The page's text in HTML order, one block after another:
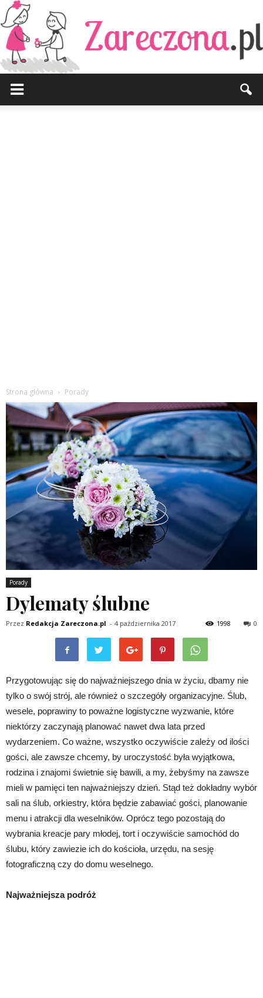
Strona główna Porady
Porady
Dylematy ślubne
Przez Redakcja Zareczona.pl - 4 października 2017 0
1998
Przygotowując się do najważniejszego dnia w życiu, dbamy nie
tylko o swój strój, ale również o szczegóły organizacyjne. Ślub,
wesele, poprawiny to poważne logistyczne wyzwanie, które
niektórzy zaczynają planować nawet dwa lata przed
wydarzeniem. Co ważne, wszystko oczywiście zależy od ilości
gości, ale zawsze chcemy, by uroczystość była wyjątkowa,
rodzina i znajomi świetnie się bawili, a my, żebyśmy na zawsze
mieli w pamięci ten najważniejszy dzień. Stąd też dokładny wybór
sali na ślub, orkiestry, która będzie zabawiać gości, planowanie
menu i atrakcji dla weselników. Oprócz tego pozostają do
wybrania kreacje pary młodej, tort i oczywiście samochód do
ślubu, który zawiezie ich do kościoła, urzędu, na sesję
fotograficzną czy do domu weselnego.
Najważniejsza podróż